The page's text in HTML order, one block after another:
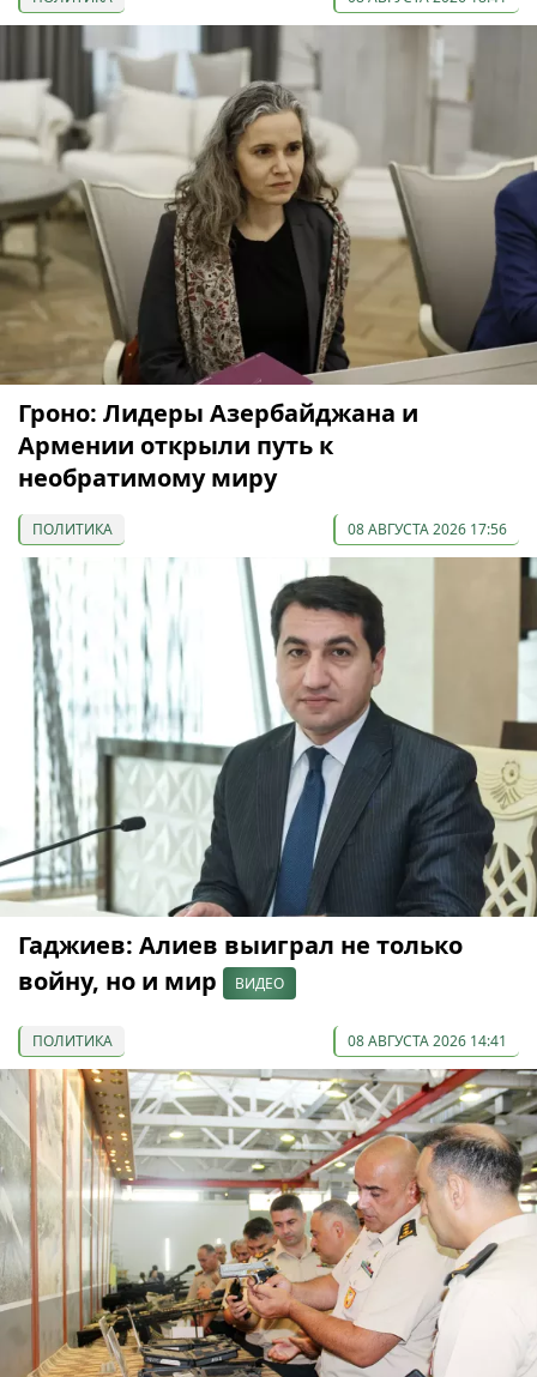
Гроно: Лидеры Азербайджана и
Армении открыли путь к
необратимому миру
ПОЛИТИКА 08 АВГУСТА 2026 17:56
Гаджиев: Алиев выиграл не только
войну, но и мир
ВИДЕО
ПОЛИТИКА 08 АВГУСТА 2026 14:41